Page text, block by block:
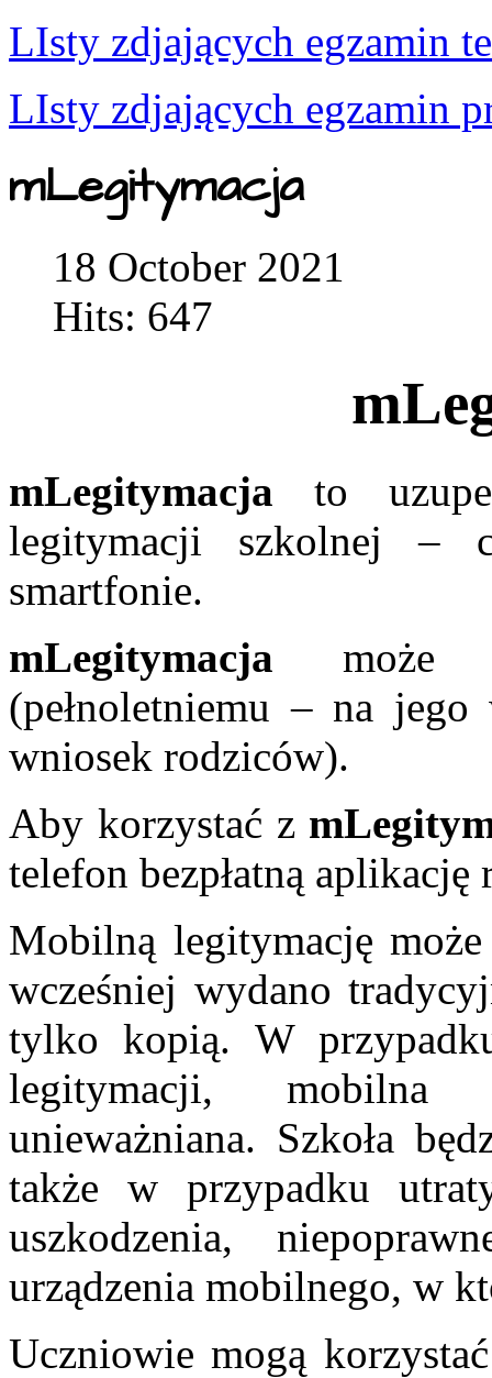
LIsty zdjających egzamin
LIsty zdjających egzamin
mLegitymacja
18 October 2021
Hits: 647
mLegitymacja to
legitymacji szkolnej –
smartfonie.
mLegitymacja może
(pełnoletniemu – na jego
wniosek rodziców).
Aby korzystać z
telefon bezpłatną
Mobilną legitymację
wcześniej wydano
tylko kopią. W
legitymacji, mobilna
unieważniana. Szkoła
także w przypadku
uszkodzenia,
urządzenia mobilnego, w
Uczniowie mogą